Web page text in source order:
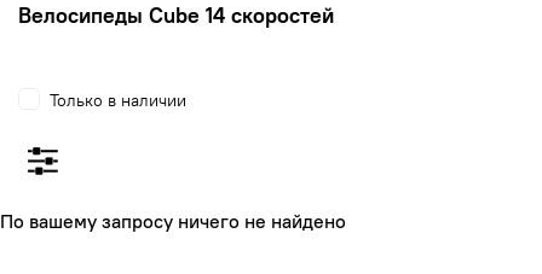
Велосипеды Cube 14 скоростей
По вашему запросу ничего не найдено
Только в наличии